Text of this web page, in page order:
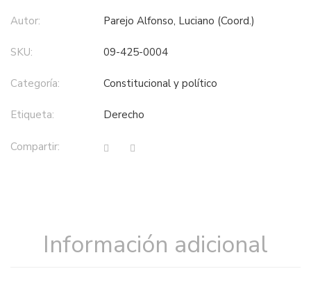
Autor: Parejo Alfonso, Luciano (Coord.)
SKU: 09-425-0004
Categoría: constitucional y político
Etiqueta: derecho
Compartir:
Información adicional